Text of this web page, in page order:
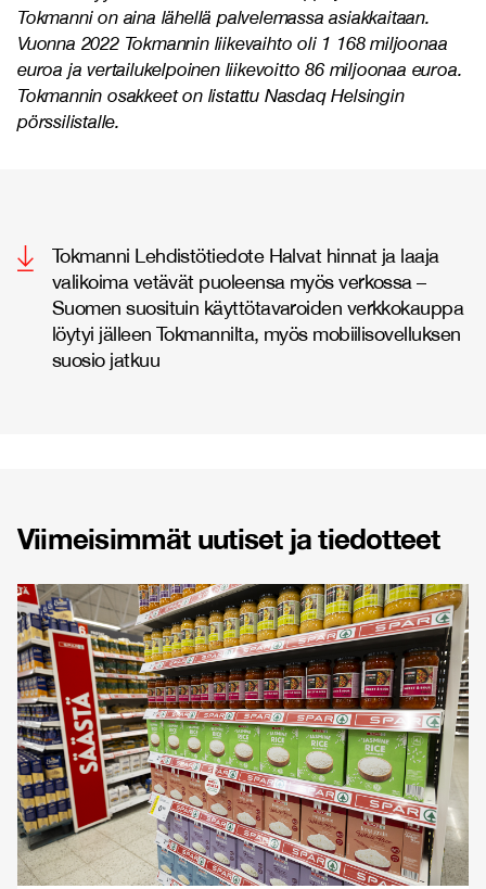
Tokmanni on aina lähellä palvelemassa asiakkaitaan.
Vuonna 2022 Tokmannin liikevaihto oli 1 168 miljoonaa
euroa ja vertailukelpoinen liikevoitto 86 miljoonaa euroa.
Tokmannin osakkeet on listattu Nasdaq Helsingin
pörssilistalle.
Tokmanni Lehdistötiedote Halvat hinnat ja laaja
valikoima vetävät puoleensa myös verkossa –
Suomen suosituin käyttötavaroiden verkkokauppa
löytyi jälleen Tokmannilta, myös mobiilisovelluksen
suosio jatkuu
Viimeisimmät uutiset ja tiedotteet